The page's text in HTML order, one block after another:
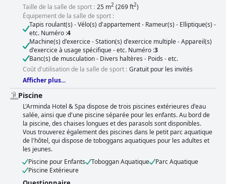
Taille de la salle de sport : 25 m2 (269 ft2)
Équipement de la salle de sport :
Tapis roulant(s) - Vélo(s) d'appartement - Rameur(s) - Elliptique(s) -
etc. Numéro :4
Machine(s) d'exercice - Station(s) d'exercice multiple - Appareil(s)
d'exercice à usage spécifique - etc. Numéro :3
Banc(s) de musculation - Divers haltères - Poids - etc.
Coût d'utilisation de la salle de sport : Gratuit pour les invités
Afficher plus...
Piscine
L'Arminda Hotel & Spa dispose de trois piscines extérieures d'eau
salée, ainsi que d'une piscine séparée pour les enfants. Au bord de
la piscine, des chaises longues et des parasols sont disponibles.
Vous trouverez également des piscines dans le petit parc aquatique
de l'hôtel, qui dispose de toboggans aquatiques pour les adultes et
les jeunes.
Piscine pour Enfants
Toboggan Aquatique
Parc Aquatique
Piscine Extérieure